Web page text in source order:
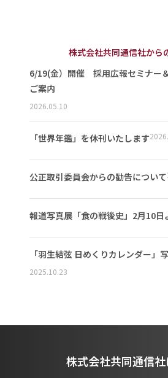
株式会社共同通信社から
6/19(金）開催 採用広報セミナー
ご案内
2026.05.10
「世界年鑑」を休刊いたします
公正取引委員会からの勧告について
報道写真展「食の戦後史」2月10日
「羽生結弦 日めくりカレンダー」
2025.10.23
株式会社共同通信社